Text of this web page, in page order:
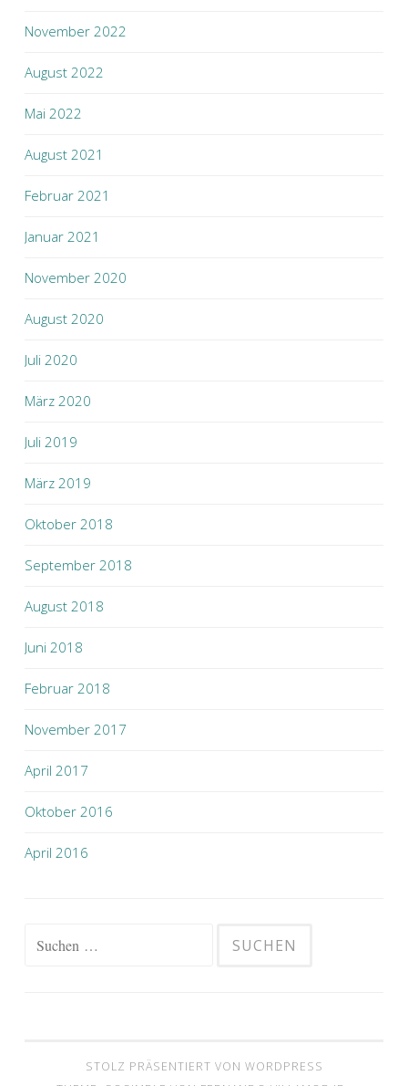
November 2022
August 2022
Mai 2022
August 2021
Februar 2021
Januar 2021
November 2020
August 2020
Juli 2020
März 2020
Juli 2019
März 2019
Oktober 2018
September 2018
August 2018
Juni 2018
Februar 2018
November 2017
April 2017
Oktober 2016
April 2016
Suchen
STOLZ PRÄSENTIERT VON WORDPRESS